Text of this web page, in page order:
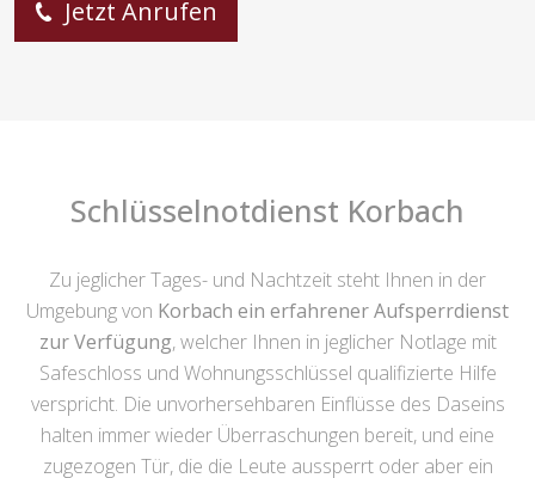
Jetzt Anrufen
Schlüsselnotdienst Korbach
Zu jeglicher Tages- und Nachtzeit steht Ihnen in der
Umgebung von Korbach ein erfahrener Aufsperrdienst
zur Verfügung, welcher Ihnen in jeglicher Notlage mit
Safeschloss und Wohnungsschlüssel qualifizierte Hilfe
verspricht. Die unvorhersehbaren Einflüsse des Daseins
halten immer wieder Überraschungen bereit, und eine
zugezogen Tür, die die Leute aussperrt oder aber ein